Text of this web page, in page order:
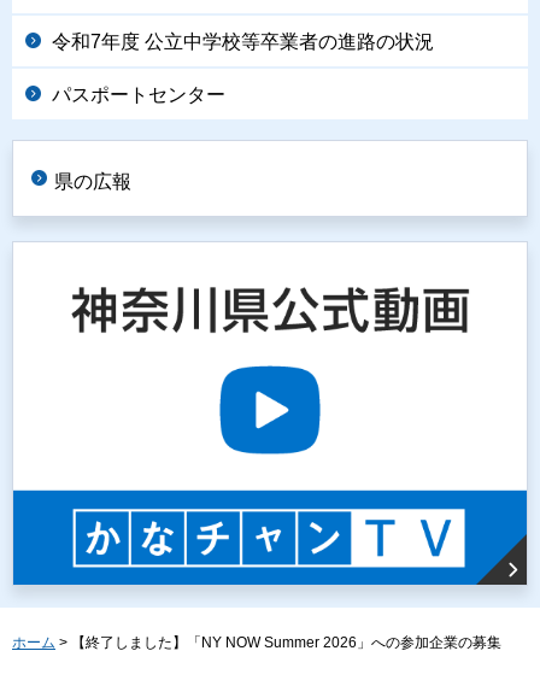
令和7年度 公立中学校等卒業者の進路の状況
パスポートセンター
県の広報
ホーム > 【終了しました】「NY NOW Summer 2026」への参加企業の募集